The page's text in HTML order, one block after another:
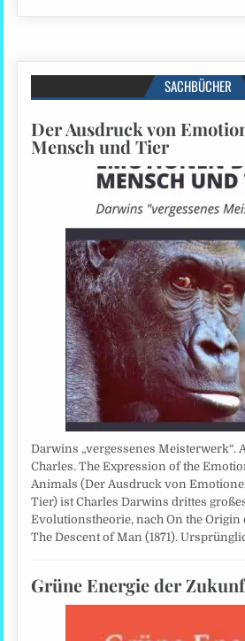
SACHBÜCHER
Der Ausdruck von
Mensch und Tier
Darwins „vergessenes Meisterwerk“.
Charles. The Expression of the
Animals (Der Ausdruck von
Tier) ist Charles Darwins drittes
Evolutionstheorie, nach On the Origin
The Descent of Man (1871).
Grüne Energie der